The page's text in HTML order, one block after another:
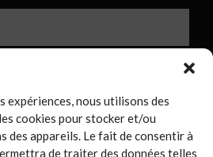
nous utilisons des
cookies pour stocker et/ou
des appareils. Le fait de consentir à
de traiter des données telles